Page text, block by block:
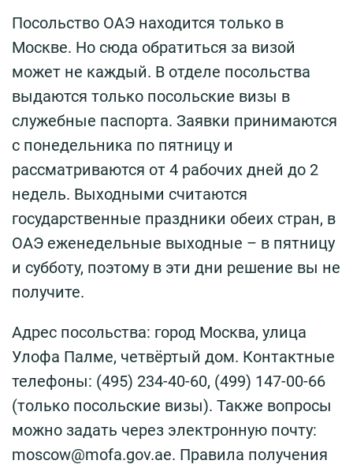
Посольство ОАЭ находится только в
Москве. Но сюда обратиться за визой
может не каждый. В отделе посольства
выдаются только посольские визы в
служебные паспорта. Заявки принимаются
с понедельника по пятницу и
рассматриваются от 4 рабочих дней до 2
недель. Выходными считаются
государственные праздники обеих стран, в
ОАЭ еженедельные выходные – в пятницу
и субботу, поэтому в эти дни решение вы не
получите.
Адрес посольства: город Москва, улица
Улофа Палме, четвёртый дом. Контактные
телефоны: (495) 234-40-60, (499) 147-00-66
(только посольские визы). Также вопросы
можно задать через электронную почту:
moscow@mofa.gov.ae. Правила получения